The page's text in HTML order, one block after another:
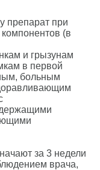
препарат при
(в
и грызунам
в первой
больным
за 3 недели
врача,